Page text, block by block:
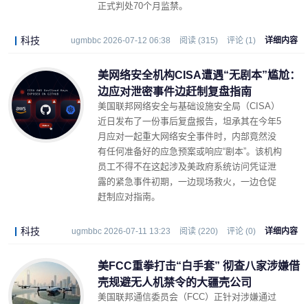
正式判处70个月监禁。
科技 ugmbbc 2026-07-12 06:38 阅读 (315) 评论 (1) 详细内容
美网络安全机构CISA遭遇“无剧本”尴尬：
边应对泄密事件边赶制复盘指南
美国联邦网络安全与基础设施安全局（CISA）
近日发布了一份事后复盘报告，坦承其在今年5
月应对一起重大网络安全事件时，内部竟然没
有任何准备好的应急预案或响应“剧本”。该机构
员工不得不在这起涉及美政府系统访问凭证泄
露的紧急事件初期，一边现场救火，一边仓促
赶制应对指南。
科技 ugmbbc 2026-07-11 13:23 阅读 (220) 评论 (0) 详细内容
美FCC重拳打击“白手套” 彻查八家涉嫌借
壳规避无人机禁令的大疆壳公司
美国联邦通信委员会（FCC）正针对涉嫌通过